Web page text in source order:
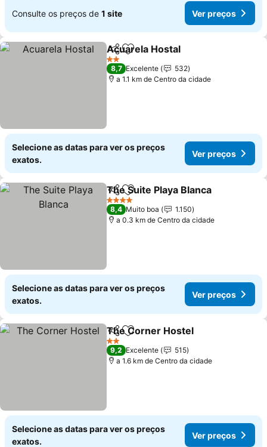
Consulte os preços de 1 site Ver preços
PartilharAdicionar aos favoritos
Acuarela Hostal
2 Estrelas
8,7 Excelente
532
a 1.1 km de Centro da cidade
Selecione as datas para ver os preços
exatos.
Ver preços
PartilharAdicionar aos favoritos
The Suite Playa Blanca
4 Estrelas
8,4 Muito boa
1.150
a 0.3 km de Centro da cidade
Selecione as datas para ver os preços
exatos.
Ver preços
PartilharAdicionar aos favoritos
The Corner Hostel
2 Estrelas
9,2 Excelente
515
a 1.6 km de Centro da cidade
Selecione as datas para ver os preços
exatos.
Ver preços